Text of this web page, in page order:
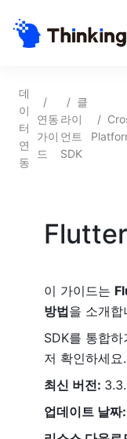
데
이
터
연
동
/
연동
가이
드
/ 클
라이
언트
SDK
/
Flutter
이 가이드는
방법을 소개합
SDK를 통합하
저 확인하세요.
최신 버전:
업데이트 날짜: